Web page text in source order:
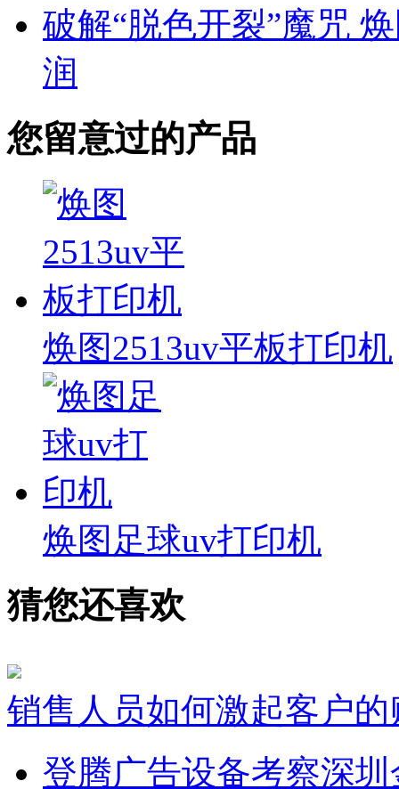
破解“脱色开裂”魔咒
润
您留意过的产品
焕图2513uv平板打印机
焕图足球uv打印机
猜您还喜欢
销售人员如何激起客户的
登腾广告设备考察深